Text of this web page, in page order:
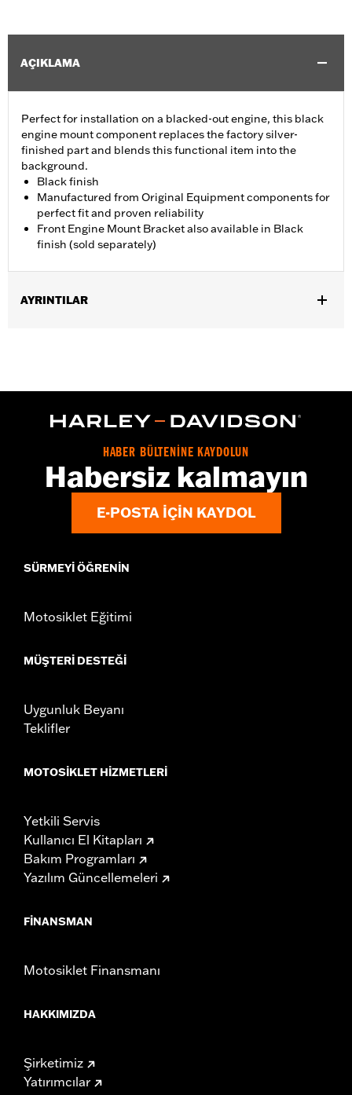
AÇIKLAMA
Perfect for installation on a blacked-out engine, this black
engine mount component replaces the factory silver-
finished part and blends this functional item into the
background.
Black finish
Manufactured from Original Equipment components for
perfect fit and proven reliability
Front Engine Mount Bracket also available in Black
finish (sold separately)
AYRINTILAR
WARRANTY:,,,,,,,,,,,,,,,,,,,,,,,,,,,,,,,,,,,,,,,,,,,,,,,,,,,,,,,,,,,,,,,,,,,
HABER BÜLTENİNE KAYDOLUN
Habersiz kalmayın
E-POSTA IÇIN KAYDOL
SÜRMEYI ÖĞRENIN
Motosiklet Eğitimi
MÜŞTERI DESTEĞI
Uygunluk Beyanı
Teklifler
MOTOSIKLET HIZMETLERI
Yetkili Servis
Kullanıcı El Kitapları
Bakım Programları
Yazılım Güncellemeleri
FINANSMAN
Motosiklet Finansmanı
HAKKIMIZDA
Şirketimiz
Yatırımcılar